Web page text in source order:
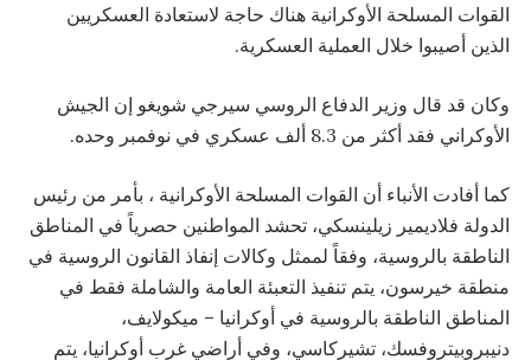
القوات المسلحة الأوكرانية هناك حاجة لاستعادة العسكريين
الذين أصيبوا خلال العملية العسكرية.
وكان قد قال وزير الدفاع الروسي سيرجي شويغو إن الجيش
الأوكراني فقد أكثر من 8.3 ألف عسكري في نوفمبر وحده.
كما أفادت الأنباء أن القوات المسلحة الأوكرانية ، بأمر من رئيس
الدولة فلاديمير زيلينسكي، تحشد المواطنين حصرياً في المناطق
الناطقة بالروسية، وفقاً لممثل وكالات إنفاذ القانون الروسية في
منطقة خيرسون، يتم تنفيذ التعبئة العامة والشاملة فقط في
المناطق الناطقة بالروسية في أوكرانيا – ميكولايف،
دنيبروبيتروفسك، تشيركاسي، وفي أراضي غرب أوكرانيا، يتم